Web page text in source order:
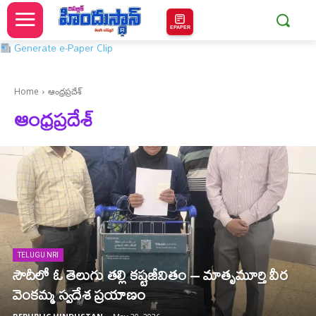
EPAPER
Generate e-Paper Clip
Home ఆంధ్రప్రదేశ్
ఆంధ్రప్రదేశ్
TELUGU NRI
సౌదీలో ఓ తెలుగు తల్లి కష్టజీవితం – మాతృమూర్తి వీర
వెంకమ్మ స్వదేశ ప్రయాణం